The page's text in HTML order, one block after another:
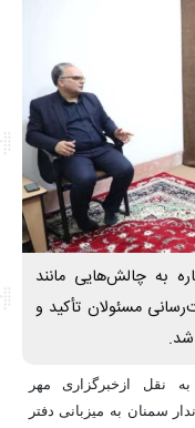
به چالش‌هایی مانند
مسئولان تأکید و
شد.
نقل ازخبرگزاری مهر
سمنان به میزبانی دفتر